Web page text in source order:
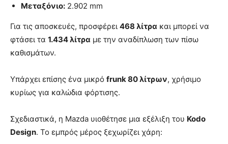
Μεταξόνιο: 2.902 mm
Για τις αποσκευές, προσφέρει 468 λίτρα και μπορεί να
φτάσει τα 1.434 λίτρα με την αναδίπλωση των πίσω
καθισμάτων.
Υπάρχει επίσης ένα μικρό frunk 80 λίτρων, χρήσιμο
κυρίως για καλώδια φόρτισης.
Σχεδιαστικά, η Mazda υιοθέτησε μια εξέλιξη του Kodo
Design. Το εμπρός μέρος ξεχωρίζει χάρη: